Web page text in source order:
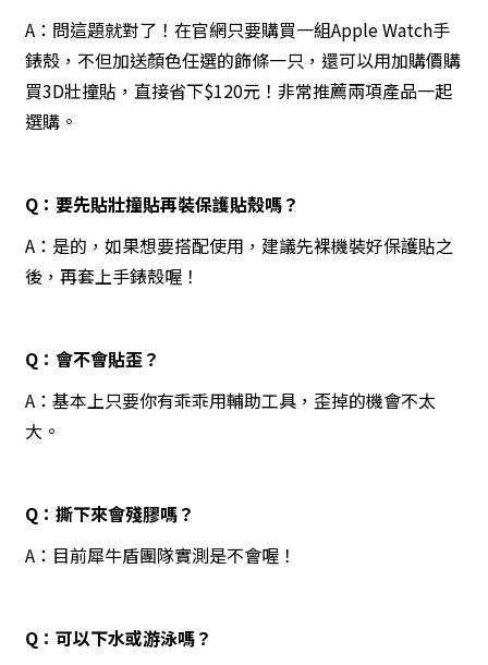
A：問這題就對了！在官網只要購買一組Apple Watch手
錶殼，不但加送顏色任選的飾條一只，還可以用加購價購
買3D壯撞貼，直接省下$120元！非常推薦兩項產品一起
選購。
Q：要先貼壯撞貼再裝保護貼殼嗎？
A：是的，如果想要搭配使用，建議先裸機裝好保護貼之
後，再套上手錶殼喔！
Q：會不會貼歪？
A：基本上只要你有乖乖用輔助工具，歪掉的機會不太
大。
Q：撕下來會殘膠嗎？
A：目前犀牛盾團隊實測是不會喔！
Q：可以下水或游泳嗎？